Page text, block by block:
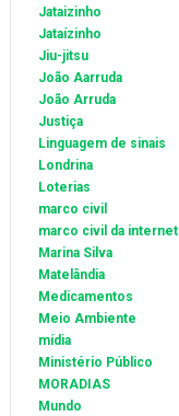
Jataizinho
Jataízinho
Jiu-jitsu
João Aarruda
João Arruda
Justiça
Linguagem de sinais
Londrina
Loterias
marco civil
marco civil da internet
Marina Silva
Matelândia
Medicamentos
Meio Ambiente
mídia
Ministério Público
MORADIAS
Mundo